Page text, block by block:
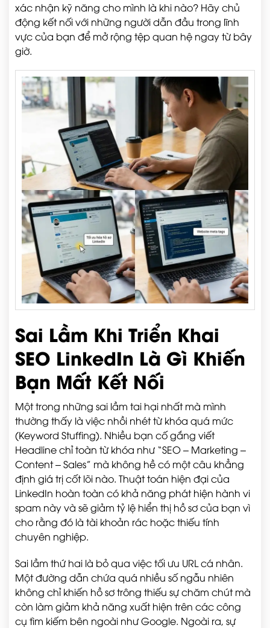
xác nhận kỹ năng cho mình là khi nào? Hãy chủ
động kết nối với những người dẫn đầu trong lĩnh
vực của bạn để mở rộng tệp quan hệ ngay từ bây
giờ.
Sai Lầm Khi Triển Khai
SEO LinkedIn Là Gì Khiến
Bạn Mất Kết Nối
Một trong những sai lầm tai hại nhất mà mình
thường thấy là việc nhồi nhét từ khóa quá mức
(Keyword Stuffing). Nhiều bạn cố gắng viết
Headline chỉ toàn từ khóa như “SEO – Marketing –
Content – Sales” mà không hề có một câu khẳng
định giá trị cốt lõi nào. Thuật toán hiện đại của
LinkedIn hoàn toàn có khả năng phát hiện hành vi
spam này và sẽ giảm tỷ lệ hiển thị hồ sơ của bạn vì
cho rằng đó là tài khoản rác hoặc thiếu tính
chuyên nghiệp.
Sai lầm thứ hai là bỏ qua việc tối ưu URL cá nhân.
Một đường dẫn chứa quá nhiều số ngẫu nhiên
không chỉ khiến hồ sơ trông thiếu sự chăm chút mà
còn làm giảm khả năng xuất hiện trên các công
cụ tìm kiếm bên ngoài như Google. Ngoài ra, sự